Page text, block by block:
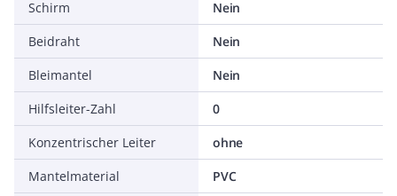
Schirm
Nein
Beidraht
Nein
Bleimantel
Nein
Hilfsleiter-Zahl
0
Konzentrischer Leiter
ohne
Mantelmaterial
PVC